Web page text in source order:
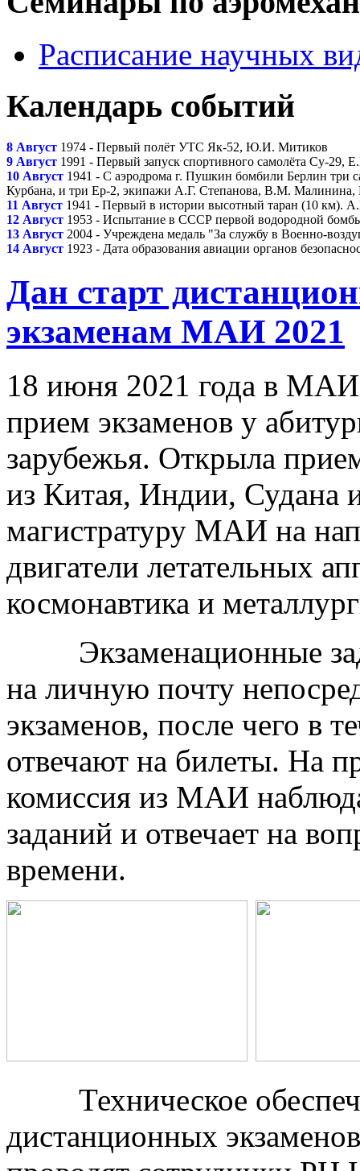
Расписание научных
Календарь событий
8 Август 1974 - Первый полёт УТС Як-52, Ю.И. Митиков
9 Август 1991 - Первый запуск спортивного самолёта Су-29,
10 Август 1941 - С аэродрома г. Пушкин бомбили Берлин
Курбана, и три Ер-2, экипажи А.Г. Степанова, В.М.
11 Август 1941 - Первый в истории высотный таран (10 км).
12 Август 1953 - Испытание в СССР первой водородной
13 Август 2004 - Учреждена медаль "За службу в Военно-
14 Август 1923 - Дата образования авиации органов
Дан старт
экзаменам МАИ 2021
18 июня 2021 года в МАИ
прием экзаменов у
зарубежья. Открыла
из Китая, Индии,
магистратуру МАИ на
двигатели летательных
космонавтика и
Экзаменационные
на личную почту
экзаменов, после чего в
отвечают на билеты. На
комиссия из МАИ
заданий и отвечает на
времени.
Техническое
дистанционных